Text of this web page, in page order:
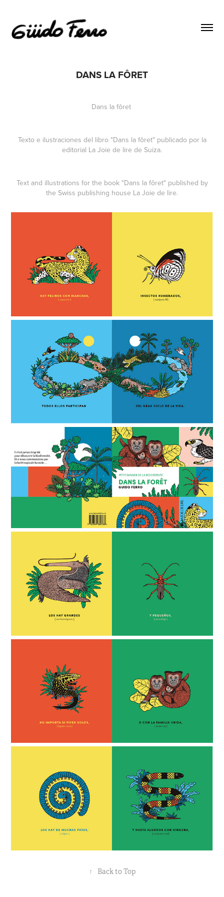
DANS LA FÔRET
Dans la fôret
Texto e ilustraciones del libro "Dans la fôret" publicado por la
editorial La Joie de lire de Suiza.
Text and illustrations for the book "Dans la fôret" published by
the Swiss publishing house La Joie de lire.
↑ Back to Top